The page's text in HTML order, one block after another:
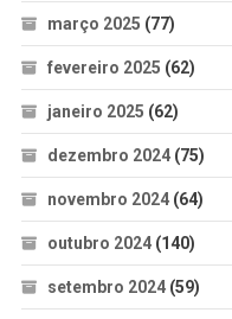
março 2025 (77)
fevereiro 2025 (62)
janeiro 2025 (62)
dezembro 2024(75)
novembro 2024(64)
outubro 2024(140)
setembro 2024(59)